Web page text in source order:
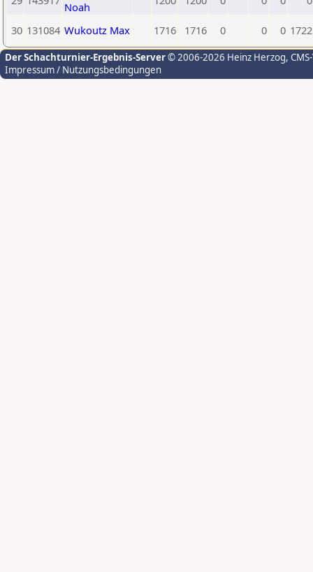
Noah
30 131084 Wukoutz Max 1716 1716 0 0 0 1722
Der Schachturnier-Ergebnis-Server© 2006-2026 Heinz Herzog,
Impressum / Nutzungsbedingungen